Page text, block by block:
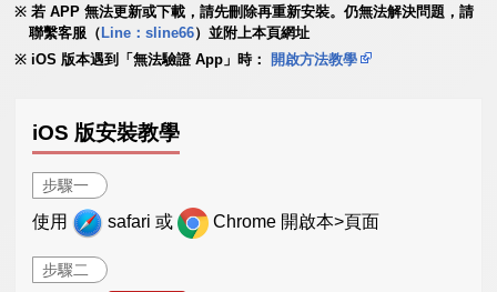
若 APP 無法更新或下載，請先刪除再重新安裝。仍無法解決問題，請
聯繫客服（ Line：sline66）並附上本頁網址
iOS 版本遇到「無法驗證 App」時：
開啟方法教學
iOS 版安裝教學
步驟一
使用 safari 或 Chrome 開啟本>頁面
步驟二